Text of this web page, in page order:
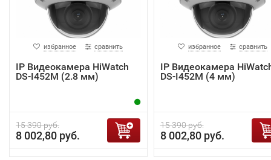
избранное сравнить
IP Видеокамера HiWatch
DS-I452M (2.8 мм)
15 390 руб.
8 002,80 руб.
избранное сравнить
IP Видеокамера
DS-I452M (4 мм)
15 390 руб.
8 002,80 руб.